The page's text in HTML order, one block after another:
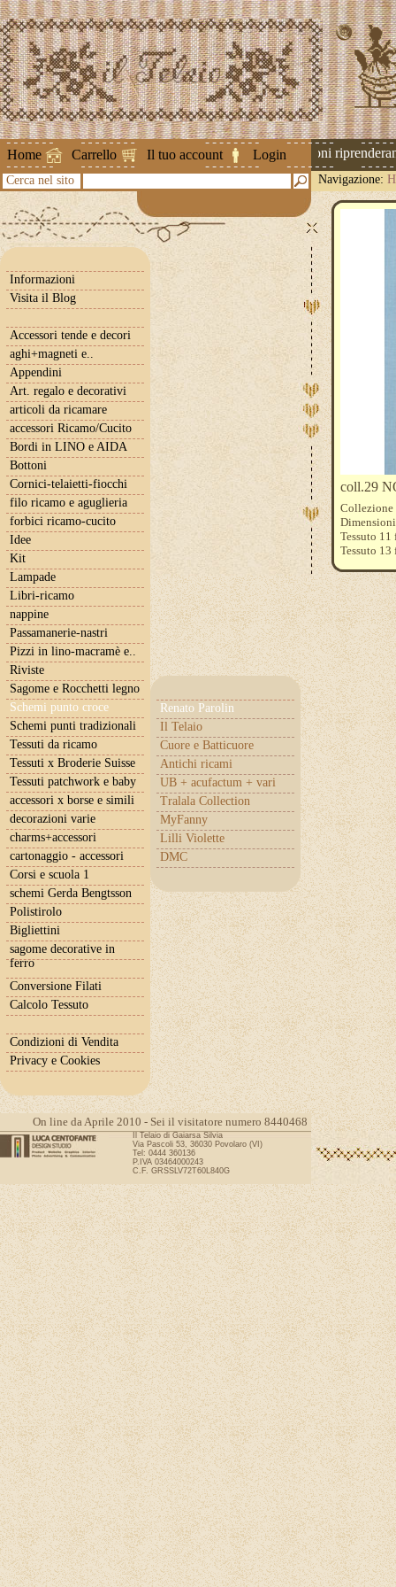
Home Carrello Il tuo account Login
Attenzione ! Le spedizioni
Cerca nel sito Navigazione:
Informazioni
Visita il Blog
Accessori tende e decori
aghi+magneti e..
Appendini
Art. regalo e decorativi
articoli da ricamare
accessori Ricamo/Cucito
Bordi in LINO e AIDA
Bottoni
Cornici-telaietti-fiocchi
filo ricamo e aguglieria
forbici ricamo-cucito
Idee
Kit
Lampade
Libri-ricamo
nappine
Passamanerie-nastri
Pizzi in lino-macramè e..
Riviste
Sagome e Rocchetti legno
Schemi punto croce
Renato Parolin
Il Telaio
Cuore e Batticuore
Antichi ricami
UB + acufactum + vari
Tralala Collection
MyFanny
Lilli Violette
DMC
Schemi punti tradizionali
Tessuti da ricamo
Tessuti x Broderie Suisse
Tessuti patchwork e baby
accessori x borse e simili
decorazioni varie
charms+accessori
cartonaggio - accessori
Corsi e scuola 1
schemi Gerda Bengtsson
Polistirolo
Bigliettini
sagome decorative in
ferro
Conversione Filati
Calcolo Tessuto
Condizioni di Vendita
Privacy e Cookies
coll.29
Collezione
Tessuto
Tessuto
disponibili
On line da Aprile 2010 - Sei il visitatore numero 8440468
Il Telaio di Gaiarsa Silvia
Via Pascoli 53, 36030 Povolaro (VI)
Tel: 0444 360136
P.IVA 03464000243
C.F. GRSSLV72T60L840G